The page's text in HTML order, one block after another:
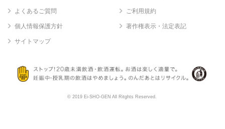
よくあるご質問 ご利用規約
個人情報保護方針 著作権表示・法定表記
サイトマップ
© 2019 Ei-SHO-GEN All Ritghts Reserved.